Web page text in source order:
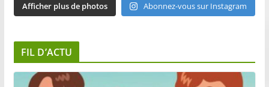
Afficher plus de photos Abonnez-vous sur Instagram
FIL D’ACTU